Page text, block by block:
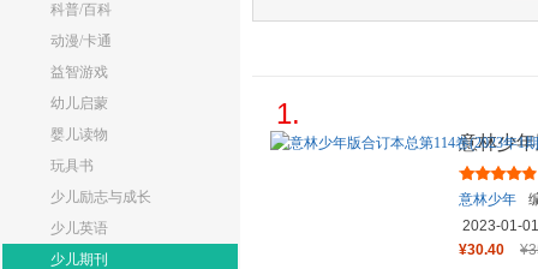
科普/百科
动漫/卡通
益智游戏
幼儿启蒙
婴儿读物
玩具书
少儿励志与成长
少儿英语
少儿期刊
1.
意林少
期）
意林少年
2023-01-01
¥30.40